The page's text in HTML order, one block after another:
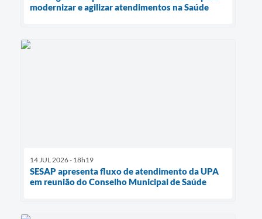
modernizar e agilizar atendimentos na Saúde
14 JUL 2026 - 18h19
SESAP apresenta fluxo de atendimento da UPA
em reunião do Conselho Municipal de Saúde